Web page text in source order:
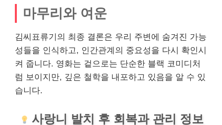
마무리와 여운
김씨표류기의 최종 결론은 우리 주변에 숨겨진 가능
성들을 인식하고, 인간관계의 중요성을 다시 확인시
켜 줍니다. 영화는 겉으로는 단순한 블랙 코미디처
럼 보이지만, 깊은 철학을 내포하고 있음을 알 수 있
습니다.
사랑니 발치 후 회복과 관리 정보